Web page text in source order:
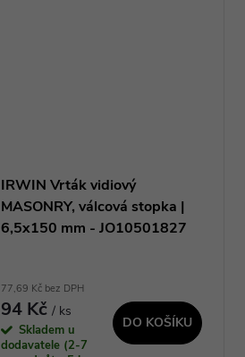
IRWIN Vrták vidiový
MASONRY, válcová stopka |
6,5x150 mm - JO10501827
77,69 Kč bez DPH
94 Kč / ks
Skladem u
dodavatele (2-7
DO KOŠÍKU